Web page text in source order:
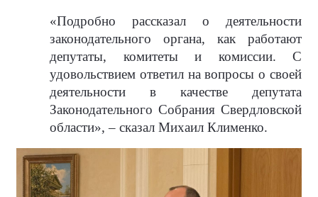
«Подробно рассказал о деятельности
законодательного органа, как работают
депутаты, комитеты и комиссии. С
удовольствием ответил на вопросы о своей
деятельности в качестве депутата
Законодательного Собрания Свердловской
области», – сказал Михаил Клименко.